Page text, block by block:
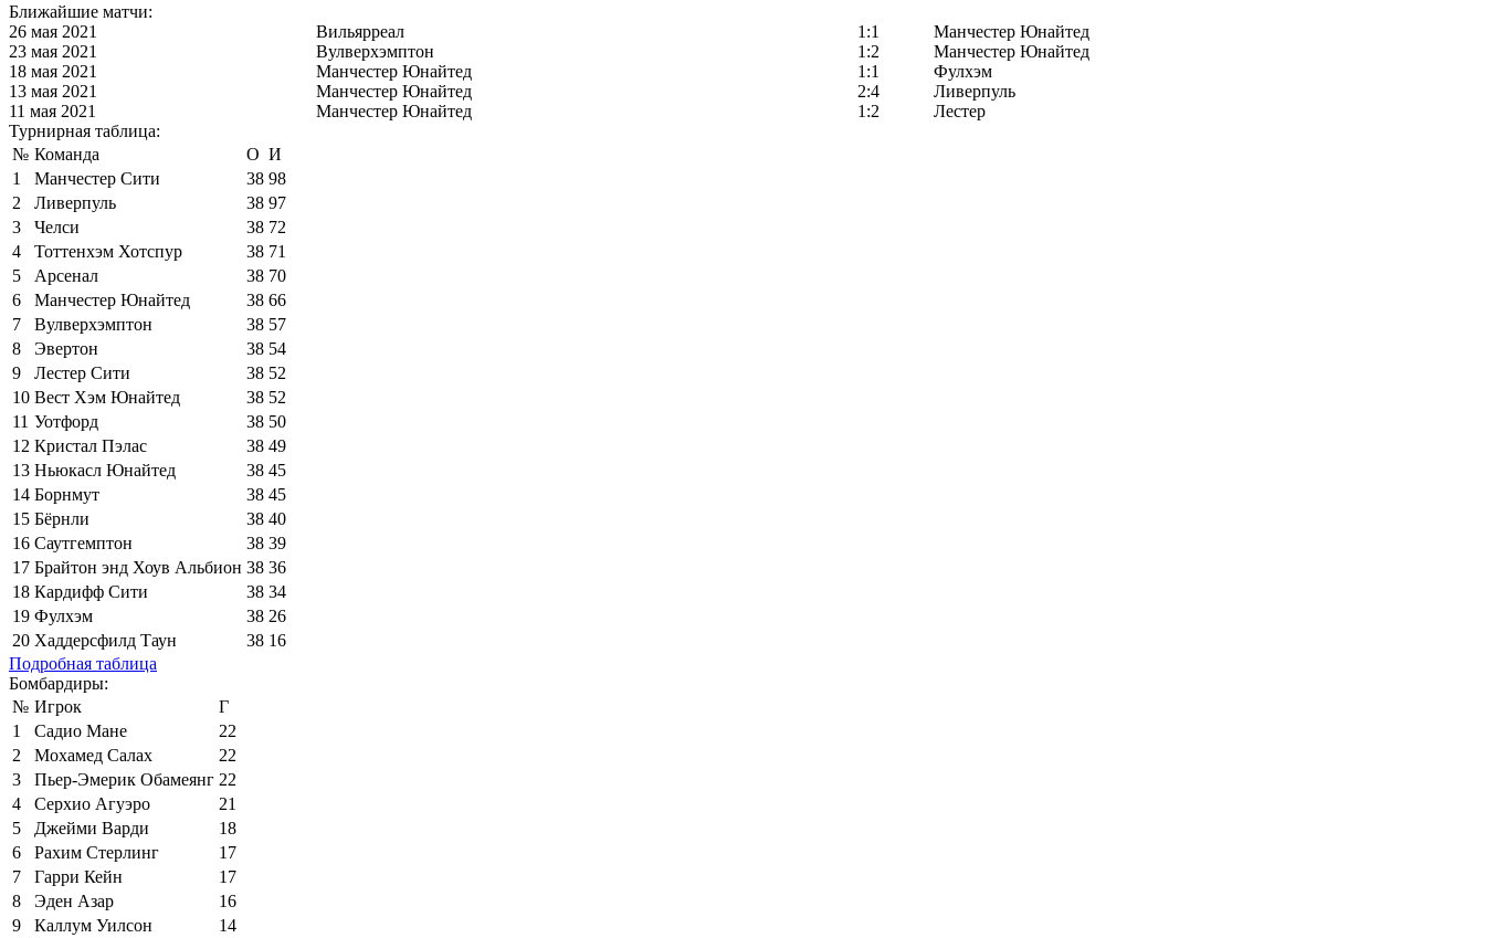
Ближайшие матчи:
26 мая 2021
Вильярреал 1:1
Манчестер Юнайтед
23 мая 2021
Вулверхэмптон 1:2
Манчестер Юнайтед
18 мая 2021
Манчестер Юнайтед 1:1
Фулхэм
13 мая 2021
Манчестер Юнайтед 2:4
Ливерпуль
11 мая 2021
Манчестер Юнайтед 1:2
Лестер
Турнирная таблица:
№ Команда О И
1
Манчестер Сити 38 98
2
Ливерпуль 38 97
3
Челси 38 72
4
Тоттенхэм Хотспур 38 71
5
Арсенал 38 70
6
Манчестер Юнайтед 38 66
7
Вулверхэмптон 38 57
8
Эвертон 38 54
9
Лестер Сити 38 52
10 Вест Хэм Юнайтед 38 52
11 Уотфорд 38 50
12 Кристал Пэлас 38 49
13 Ньюкасл Юнайтед 38 45
14 Борнмут 38 45
15 Бёрнли 38 40
16 Саутгемптон 38 39
17 Брайтон энд Хоув Альбион 38 36
18 Кардифф Сити 38 34
19 Фулхэм 38 26
20 Хаддерсфилд Таун 38 16
Подробная таблица
Бомбардиры:
№ Игрок
Г
1
Садио Мане
22
2
Мохамед Салах
22
3
Пьер-Эмерик Обамеянг 22
4
Серхио Агуэро
21
5
Джейми Варди
18
6
Рахим Стерлинг
17
7
Гарри Кейн
17
8
Эден Азар
16
9
Каллум Уилсон
14